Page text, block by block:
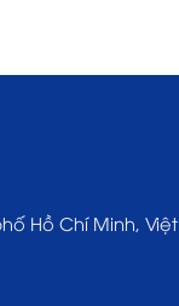
Hồ Chí Minh, Việt